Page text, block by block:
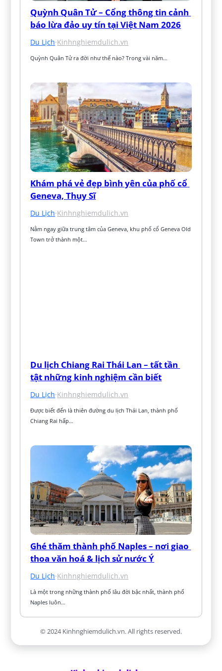
Quỳnh Quân Tử – Cổng thông tin cảnh
báo lừa đảo uy tín tại Việt Nam 2026
Du Lịch·Kinhnghiemdulich.vn
Quỳnh Quân Tử ra đời như thế nào? Trong vài năm…
Khám phá vẻ đẹp bình yên của phố cổ
Geneva, Thụy Sĩ
Du Lịch·Kinhnghiemdulich.vn
Nằm ngay giữa trung tâm của Geneva, khu phố cổ Geneva Old
Town trở thành một…
Du lịch Chiang Rai Thái Lan – tất tần
tật những kinh nghiệm cần biết
Du Lịch·Kinhnghiemdulich.vn
Được biết đến là thiên đường du lịch Thái Lan, thành phố
Chiang Rai hấp…
Ghé thăm thành phố Naples – nơi giao
thoa văn hoá & lịch sử nước Ý
Du Lịch·Kinhnghiemdulich.vn
Là một trong những thành phố lâu đời bậc nhất, thành phố
Naples luôn…
© 2024 Kinhnghiemdulich.vn. All rights reserved.